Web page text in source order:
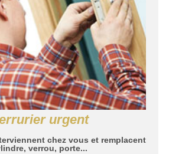
urgent
chez vous et remplacent
verrou, porte...